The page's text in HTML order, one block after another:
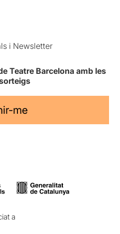
i Newsletter
Teatre Barcelona amb les
me
a